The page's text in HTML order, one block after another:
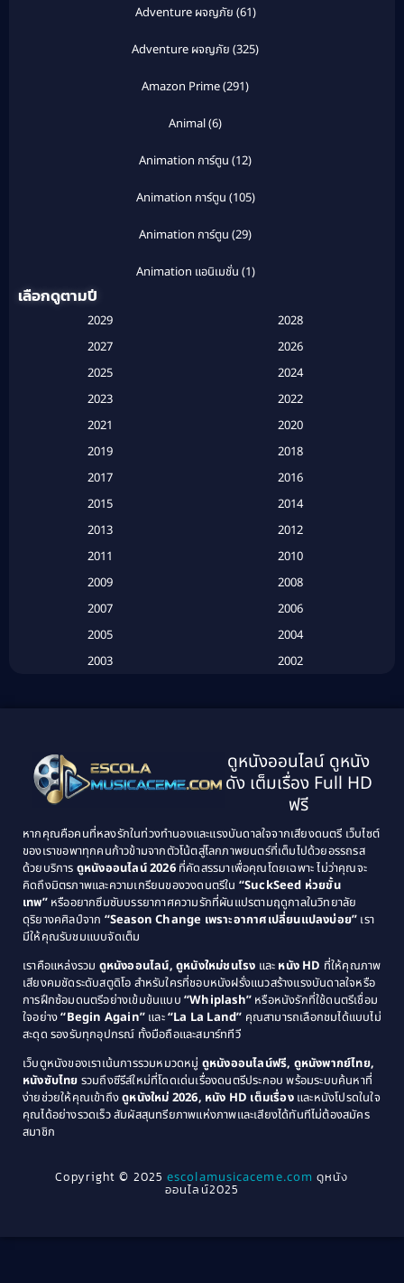
Adventure ผจญภัย (61)
Adventure ผจญภัย (325)
Amazon Prime(291)
Animal(6)
Animation การ์ตูน (12)
Animation การ์ตูน (105)
Animation การ์ตูน (29)
Animation แอนิเมชั่น (1)
Based on a True Story สร้างจากเรื่องจริง(2)
Based on a True Story เรื่องจริง (16)
Based on a True Story เรื่องจริง (20)
Classic หนังคลาสสิก(25)
Classic หนังคลาสสิก(134)
Classic หนังคลาสสิก(21)
Comedy ตลก(515)
Comedy ตลก(46)
Coming of Age ก้าวพ้นวัย(1)
Coming-of-Age(3)
Community(1)
Crime อาชญากรรม(289)
Cult Film(4)
เลือกดูตามปี
2029
2028
2027
2026
2025
2024
2023
2022
2021
2020
2019
2018
2017
2016
2015
2014
2013
2012
2011
2010
2009
2008
2007
2006
2005
2004
2003
2002
1995
1994
1993
1992
1989
1988
1987
1986
1985
1984
1983
1982
1979
1978
1976
1975
1974
1971
1970
1969
1968
1964
1963
1940
ดูหนังออนไลน์ ดูหนัง
ดัง เต็มเรื่อง Full HD
ฟรี
หากคุณคือคนที่หลงรักในท่วงทำนองและแรงบันดาลใจจากเสียงดนตรี เว็บไซต์
ของเราขอพาทุกคนก้าวข้ามจากตัวโน้ตสู่โลกภาพยนตร์ที่เต็มไปด้วยอรรถรส
ด้วยบริการ ดูหนังออนไลน์ 2026ที่คัดสรรมาเพื่อคุณโดยเฉพาะ ไม่ว่าคุณจะ
คิดถึงมิตรภาพและความเกรียนของวงดนตรีใน “SuckSeed ห่วยขั้น
เทพ”หรืออยากซึมซับบรรยากาศความรักที่ผันแปรตามฤดูกาลในวิทยาลัย
ดุริยางคศิลป์จาก “Season Change เพราะอากาศเปลี่ยนแปลงบ่อย” เรา
มีให้คุณรับชมแบบจัดเต็ม
เราคือแหล่งรวม ดูหนังออนไลน์, ดูหนังใหม่ชนโรง และ หนัง HD ที่ให้คุณภาพ
เสียงคมชัดระดับสตูดิโอ สำหรับใครที่ชอบหนังฝรั่งแนวสร้างแรงบันดาลใจหรือ
การฝึกซ้อมดนตรีอย่างเข้มข้นแบบ “Whiplash” หรือหนังรักที่ใช้ดนตรีเชื่อม
ใจอย่าง“Begin Again” และ“La La Land” คุณสามารถเลือกชมได้แบบไม่
สะดุด รองรับทุกอุปกรณ์ ทั้งมือถือและสมาร์ททีวี
เว็บดูหนังของเราเน้นการรวมหมวดหมู่ ดูหนังออนไลน์ฟรี, ดูหนังพากย์ไทย,
หนังซับไทย รวมถึงซีรีส์ใหม่ที่โดดเด่นเรื่องดนตรีประกอบ พร้อมระบบค้นหาที่
ง่ายช่วยให้คุณเข้าถึงดูหนังใหม่ 2026, หนัง HD เต็มเรื่องและหนังโปรดในใจ
คุณได้อย่างรวดเร็ว สัมผัสสุนทรียภาพแห่งภาพและเสียงได้ทันทีไม่ต้องสมัคร
สมาชิก
Copyright © 2025escolamusicaceme.com ดูหนัง
ออนไลน์2025